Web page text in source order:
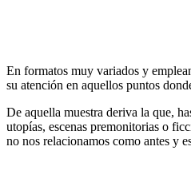
En formatos muy variados y
su atención en aquellos puntos
De aquella muestra deriva la que,
utopías, escenas premonitorias o
no nos relacionamos como antes y